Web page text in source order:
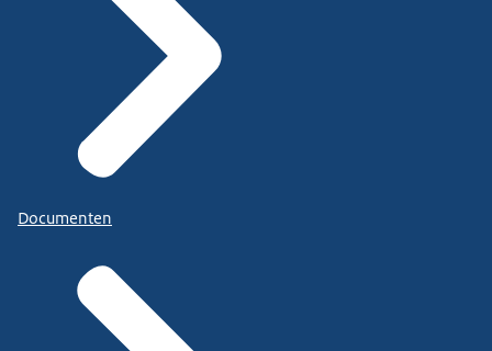
Documenten